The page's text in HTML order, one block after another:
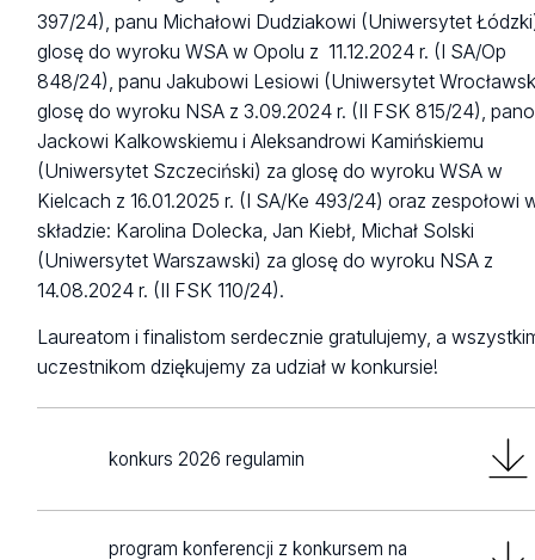
397/24), panu Michałowi Dudziakowi (Uniwersytet
glosę do wyroku WSA w Opolu z 11.12.2024 r. (I SA/Op
848/24), panu Jakubowi Lesiowi (Uniwersytet
glosę do wyroku NSA z 3.09.2024 r. (II FSK 815/24),
Jackowi Kalkowskiemu i Aleksandrowi Kamińskiemu
(Uniwersytet Szczeciński) za glosę do wyroku WSA w
Kielcach z 16.01.2025 r. (I SA/Ke 493/24) oraz zespołowi
składzie: Karolina Dolecka, Jan Kiebł, Michał Solski
(Uniwersytet Warszawski) za glosę do wyroku NSA z
14.08.2024 r. (II FSK 110/24).
Laureatom i finalistom serdecznie gratulujemy, a
uczestnikom dziękujemy za udział w konkursie!
konkurs 2026 regulamin
program konferencji z konkursem na